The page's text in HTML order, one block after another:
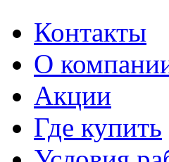
Контакты
О
Акции
Где купить